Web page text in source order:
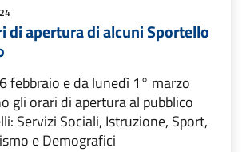
di apertura di alcuni Sportello
febbraio e da lunedì 1° marzo
gli orari di apertura al pubblico
Servizi Sociali, Istruzione, Sport,
e Demografici